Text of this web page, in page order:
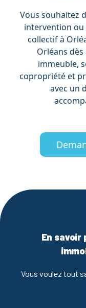
Vous souhaitez
intervention ou
collectif à
Orléans
immeuble,
copropriété et
avec un
En savoir
Vous voulez tout